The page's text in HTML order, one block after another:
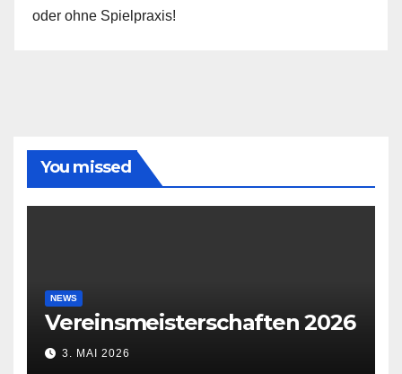
oder ohne Spielpraxis!
You missed
NEWS
Vereinsmeisterschaften 2026
3. MAI 2026